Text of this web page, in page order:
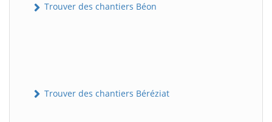
Trouver des chantiers Béon
Trouver des chantiers Béréziat